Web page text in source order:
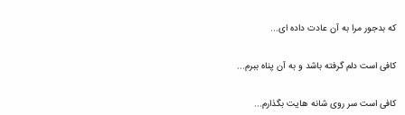
که بدجور مرا به آن عادت داده ای...
کافی است دلم گرفته باشد و به آن پناه ببرم...
کافی است سر روی شانه هایت بگذارم...